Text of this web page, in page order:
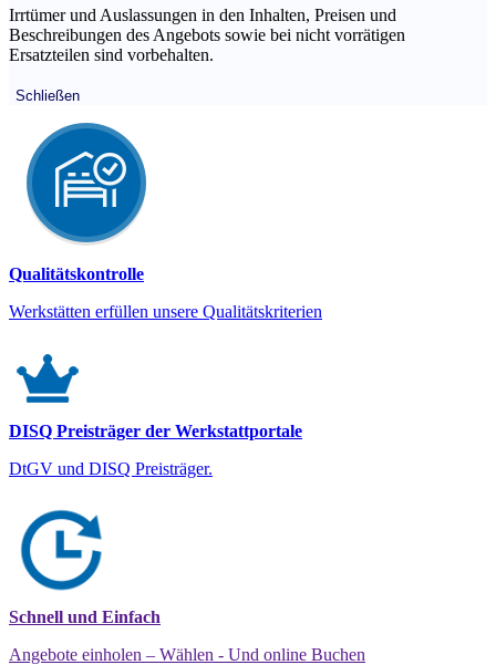
Irrtümer und Auslassungen in den Inhalten, Preisen und
Beschreibungen des Angebots sowie bei nicht vorrätigen
Ersatzteilen sind vorbehalten.
Schließen
Qualitätskontrolle
Werkstätten erfüllen unsere Qualitätskriterien
DISQ Preisträger der Werkstattportale
DtGV und DISQ Preisträger.
Schnell und Einfach
Angebote einholen – Wählen - Und online Buchen